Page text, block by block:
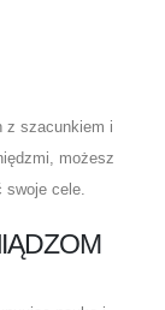
z szacunkiem i
możesz
swoje cele.